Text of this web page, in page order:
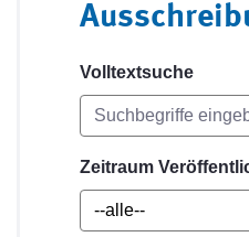
Volltextsuche
Zeitraum